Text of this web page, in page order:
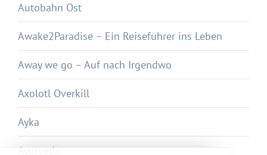
Autobahn Ost
Awake2Paradise – Ein Reiseführer ins Leben
Away we go – Auf nach Irgendwo
Axolotl Overkill
Ayka
Ayurveda